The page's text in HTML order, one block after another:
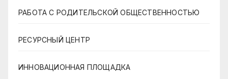
РАБОТА С РОДИТЕЛЬСКОЙ ОБЩЕСТВЕННОСТЬЮ
РЕСУРСНЫЙ ЦЕНТР
ИННОВАЦИОННАЯ ПЛОЩАДКА